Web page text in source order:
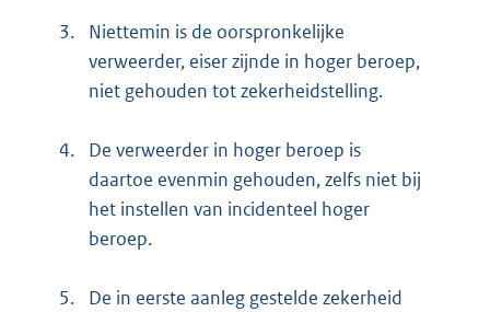
3.
Niettemin is de oorspronkelijke
verweerder, eiser zijnde in hoger beroep,
niet gehouden tot zekerheidstelling.
4.
De verweerder in hoger beroep is
daartoe evenmin gehouden, zelfs niet bij
het instellen van incidenteel hoger
beroep.
5.
De in eerste aanleg gestelde zekerheid